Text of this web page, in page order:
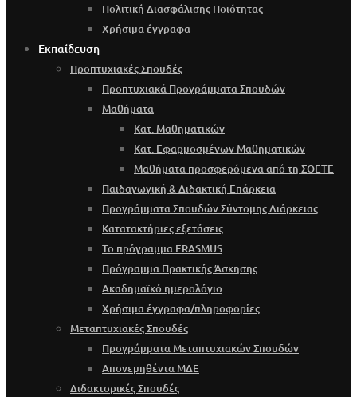
Πολιτική Διασφάλισης Ποιότητας
Χρήσιμα έγγραφα
Εκπαίδευση
Προπτυχιακές Σπουδές
Προπτυχιακά Προγράμματα Σπουδών
Μαθήματα
Κατ. Μαθηματικών
Κατ. Εφαρμοσμένων Μαθηματικών
Μαθήματα προσφερόμενα από τη ΣΘΕΤΕ
Παιδαγωγική & Διδακτική Επάρκεια
Προγράμματα Σπουδών Σύντομης Διάρκειας
Κατατακτήριες εξετάσεις
Το πρόγραμμα ERASMUS
Πρόγραμμα Πρακτικής Άσκησης
Ακαδημαϊκό ημερολόγιο
Χρήσιμα έγγραφα/πληροφορίες
Μεταπτυχιακές Σπουδές
Προγράμματα Μεταπτυχιακών Σπουδών
Απονεμηθέντα ΜΔΕ
Διδακτορικές Σπουδές